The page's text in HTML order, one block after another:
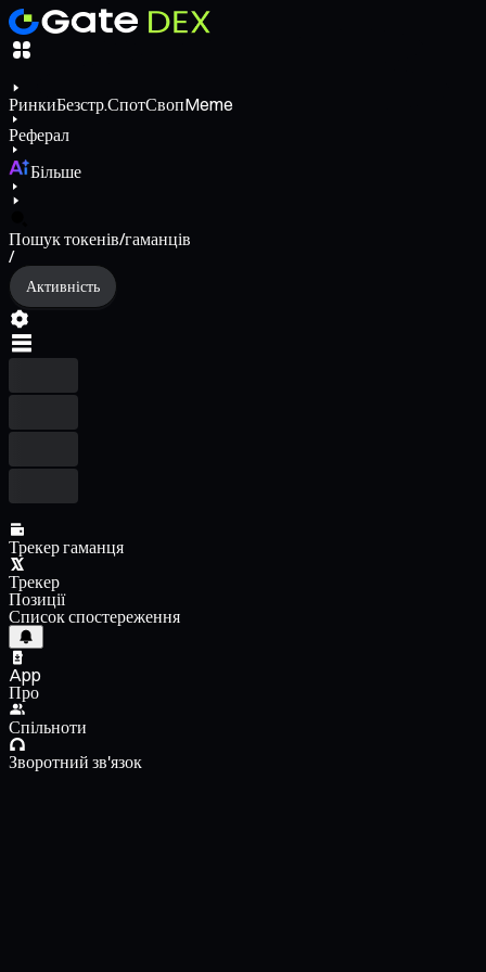
РинкиБезстр.СпотСвопMeme
Реферал
Більше
Пошук токенів/гаманців
/
Активність
Трекер гаманця
Трекер
Позиції
Список спостереження
App
Про
Спільноти
Зворотний зв'язок